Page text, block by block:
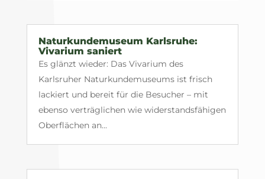
Naturkundemuseum Karlsruhe:
Vivarium saniert
Es glänzt wieder: Das Vivarium des
Karlsruher Naturkundemuseums ist frisch
lackiert und bereit für die Besucher – mit
ebenso verträglichen wie widerstandsfähigen
Oberflächen an...